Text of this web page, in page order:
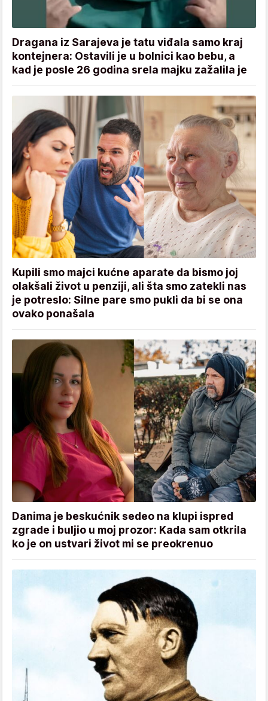
Dragana iz Sarajeva je tatu viđala samo kraj
kontejnera: Ostavili je u bolnici kao bebu, a
kad je posle 26 godina srela majku zažalila je
Kupili smo majci kućne aparate da bismo joj
olakšali život u penziji, ali šta smo zatekli nas
je potreslo: Silne pare smo pukli da bi se ona
ovako ponašala
Danima je beskućnik sedeo na klupi ispred
zgrade i buljio u moj prozor: Kada sam otkrila
ko je on ustvari život mi se preokrenuo